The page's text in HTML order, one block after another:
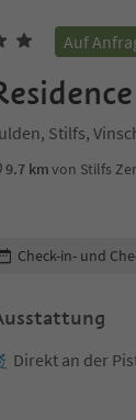
Auf
Stilfs,
9.7 kmvon Stilfs
Check-in- und
Direkt an der